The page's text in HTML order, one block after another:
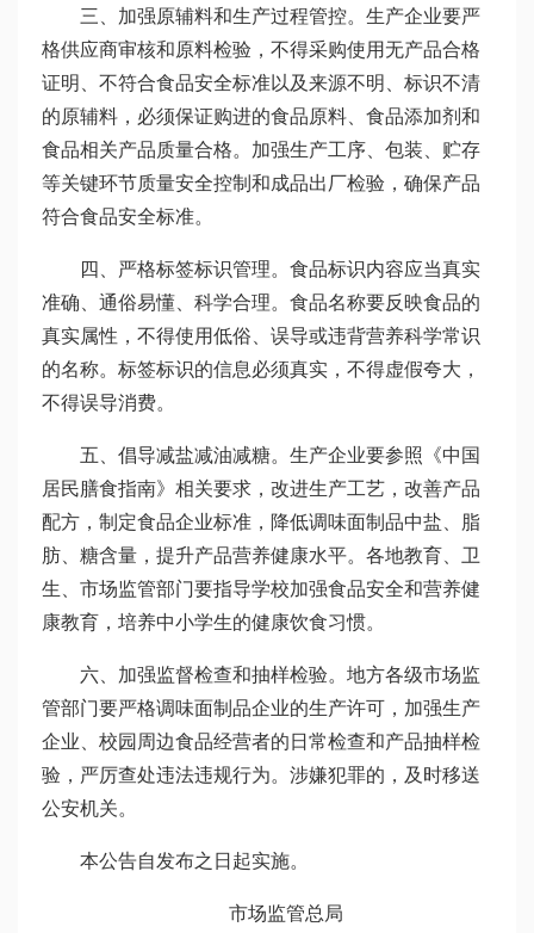
三、加强原辅料和生产过程管控。生产企业要严
格供应商审核和原料检验，不得采购使用无产品合格
证明、不符合食品安全标准以及来源不明、标识不清
的原辅料，必须保证购进的食品原料、食品添加剂和
食品相关产品质量合格。加强生产工序、包装、贮存
等关键环节质量安全控制和成品出厂检验，确保产品
符合食品安全标准。
四、严格标签标识管理。食品标识内容应当真实
准确、通俗易懂、科学合理。食品名称要反映食品的
真实属性，不得使用低俗、误导或违背营养科学常识
的名称。标签标识的信息必须真实，不得虚假夸大，
不得误导消费。
五、倡导减盐减油减糖。生产企业要参照《中国
居民膳食指南》相关要求，改进生产工艺，改善产品
配方，制定食品企业标准，降低调味面制品中盐、脂
肪、糖含量，提升产品营养健康水平。各地教育、卫
生、市场监管部门要指导学校加强食品安全和营养健
康教育，培养中小学生的健康饮食习惯。
六、加强监督检查和抽样检验。地方各级市场监
管部门要严格调味面制品企业的生产许可，加强生产
企业、校园周边食品经营者的日常检查和产品抽样检
验，严厉查处违法违规行为。涉嫌犯罪的，及时移送
公安机关。
本公告自发布之日起实施。
市场监管总局